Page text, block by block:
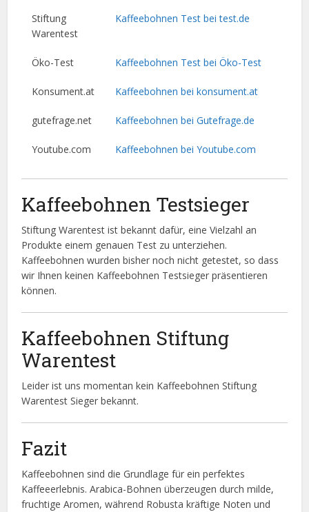
Stiftung
Warentest
Kaffeebohnen Test bei test.de
Öko-Test Kaffeebohnen Test bei Öko-Test
Konsument.at Kaffeebohnen bei konsument.at
gutefrage.net Kaffeebohnen bei Gutefrage.de
Youtube.com Kaffeebohnen bei Youtube.com
Kaffeebohnen Testsieger
Stiftung Warentest ist bekannt dafür, eine Vielzahl an
Produkte einem genauen Test zu unterziehen.
Kaffeebohnen wurden bisher noch nicht getestet, so dass
wir Ihnen keinen Kaffeebohnen Testsieger präsentieren
können.
Kaffeebohnen Stiftung
Warentest
Leider ist uns momentan kein Kaffeebohnen Stiftung
Warentest Sieger bekannt.
Fazit
Kaffeebohnen sind die Grundlage für ein perfektes
Kaffeeerlebnis. Arabica-Bohnen überzeugen durch milde,
fruchtige Aromen, während Robusta kräftige Noten und